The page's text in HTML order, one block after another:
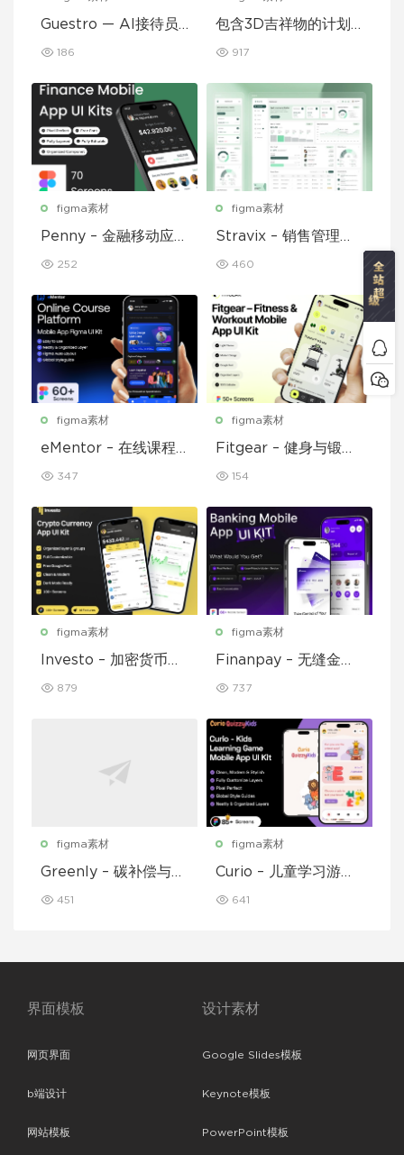
Guestro — AI接待员
186
包含3D吉祥物的计划
计UI套件
917
figma素材
Penny – 金融移动应用
252
figma素材
Stravix – 销售管理仪
460
figma素材
eMentor – 在线课程
UI Kit
347
figma素材
Fitgear – 健身与锻炼
154
figma素材
Investo – 加密货币应
879
figma素材
Finanpay – 无缝金融
737
figma素材
Greenly – 碳补偿与废
I 套件
451
figma素材
Curio – 儿童学习游戏
641
界面模板
网页界面
b端设计
网站模板
设计素材
Google Slides模板
Keynote模板
PowerPoint模板